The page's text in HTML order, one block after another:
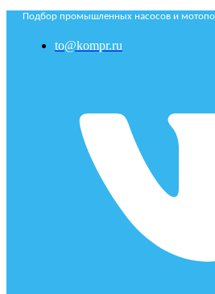
Подбор промышленных насосов и
to@kompr.ru